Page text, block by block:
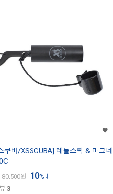
쿠버/XSSCUBA] 레틀스틱 & 마그네
80,500원 10%
3